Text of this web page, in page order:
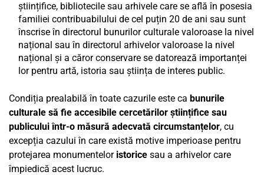
științifice, bibliotecile sau arhivele care se află în posesia
familiei contribuabilului de cel puțin 20 de ani sau sunt
înscrise în directorul bunurilor culturale valoroase la nivel
național sau în directorul arhivelor valoroase la nivel
național și a căror conservare se datorează importanței
lor pentru artă, istoria sau știința de interes public.
Condiția prealabilă în toate cazurile este ca bunurile
culturale să fie accesibile cercetărilor științifice sau
publicului într-o măsură adecvată circumstanțelor, cu
excepția cazului în care există motive imperioase pentru
protejarea monumentelor istorice sau a arhivelor care
împiedică acest lucruc.